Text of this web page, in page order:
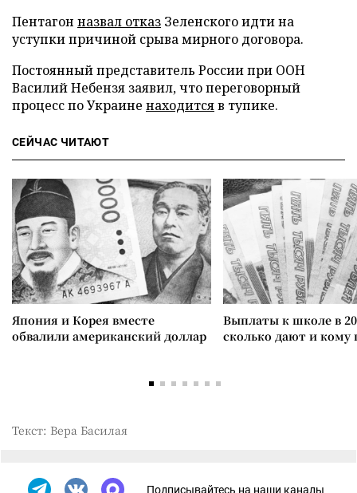
Пентагон назвал отказ Зеленского идти на
уступки причиной срыва мирного договора.
Постоянный представитель России при ООН
Василий Небензя заявил, что переговорный
процесс по Украине находитсяв тупике.
СЕЙЧАС ЧИТАЮТ
Япония и Корея вместе
обвалили американский доллар
Выплаты к школе в
сколько дают и
Текст: Вера Басилая
Подписывайтесь на наши каналы